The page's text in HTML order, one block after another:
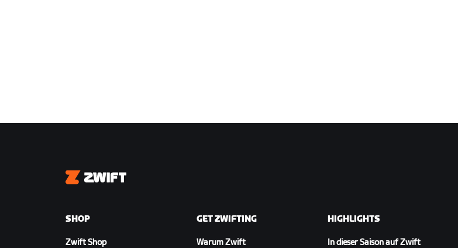
Zwift
SHOP
Zwift Shop
GET ZWIFTING
Warum Zwift
HIGHLIGHTS
In dieser Saison auf Zwift